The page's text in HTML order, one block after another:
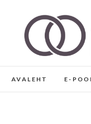
Eesti
AVALEHT E-